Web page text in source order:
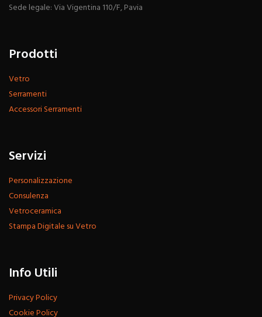
Sede legale: Via Vigentina 110/F, Pavia
Prodotti
Vetro
Serramenti
Accessori Serramenti
Servizi
Personalizzazione
Consulenza
Vetroceramica
Stampa Digitale su Vetro
Info Utili
Privacy Policy
Cookie Policy